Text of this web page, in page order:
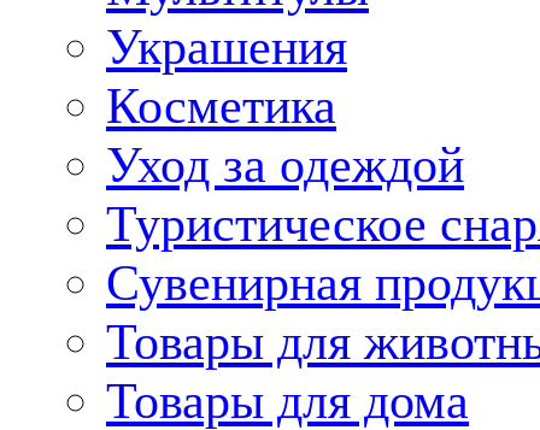
Украшения
Косметика
Уход за одеждой
Туристическое
Сувенирная
Товары для
Товары для дома